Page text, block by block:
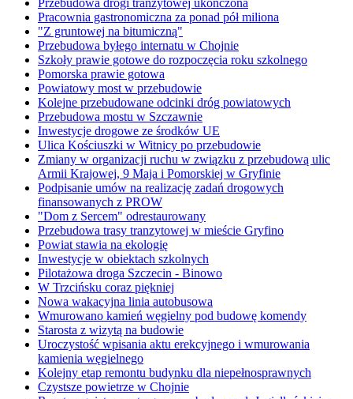
Pracownia gastronomiczna za ponad pół miliona
"Z gruntowej na bitumiczną"
Przebudowa byłego internatu w Chojnie
Szkoły prawie gotowe do rozpoczęcia roku szkolnego
Pomorska prawie gotowa
Powiatowy most w przebudowie
Kolejne przebudowane odcinki dróg powiatowych
Przebudowa mostu w Szczawnie
Inwestycje drogowe ze środków UE
Ulica Kościuszki w Witnicy po przebudowie
Zmiany w organizacji ruchu w związku z przebudową ulic
Armii Krajowej, 9 Maja i Pomorskiej w Gryfinie
Podpisanie umów na realizację zadań drogowych
finansowanych z PROW
"Dom z Sercem" odrestaurowany
Przebudowa trasy tranzytowej w mieście Gryfino
Powiat stawia na ekologię
Inwestycje w obiektach szkolnych
Pilotażowa droga Szczecin - Binowo
W Trzcińsku coraz piękniej
Nowa wakacyjna linia autobusowa
Wmurowano kamień węgielny pod budowę komendy
Starosta z wizytą na budowie
Uroczystość wpisania aktu erekcyjnego i wmurowania
kamienia węgielnego
Kolejny etap remontu budynku dla niepełnosprawnych
Czystsze powietrze w Chojnie